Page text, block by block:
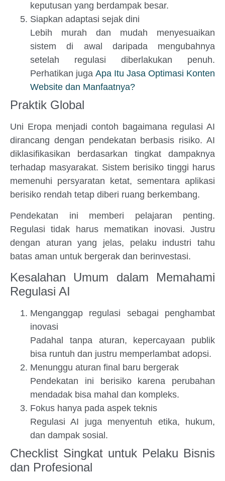
keputusan yang berdampak besar.
Siapkan adaptasi sejak dini
Lebih murah dan mudah menyesuaikan
sistem di awal daripada mengubahnya
setelah regulasi diberlakukan penuh.
Perhatikan juga Apa Itu Jasa Optimasi Konten
Website dan Manfaatnya?
Praktik Global
Uni Eropa menjadi contoh bagaimana regulasi AI
dirancang dengan pendekatan berbasis risiko. AI
diklasifikasikan berdasarkan tingkat dampaknya
terhadap masyarakat. Sistem berisiko tinggi harus
memenuhi persyaratan ketat, sementara aplikasi
berisiko rendah tetap diberi ruang berkembang.
Pendekatan ini memberi pelajaran penting.
Regulasi tidak harus mematikan inovasi. Justru
dengan aturan yang jelas, pelaku industri tahu
batas aman untuk bergerak dan berinvestasi.
Kesalahan Umum dalam Memahami
Regulasi AI
Menganggap regulasi sebagai penghambat
inovasi
Padahal tanpa aturan, kepercayaan publik
bisa runtuh dan justru memperlambat adopsi.
Menunggu aturan final baru bergerak
Pendekatan ini berisiko karena perubahan
mendadak bisa mahal dan kompleks.
Fokus hanya pada aspek teknis
Regulasi AI juga menyentuh etika, hukum,
dan dampak sosial.
Checklist Singkat untuk Pelaku Bisnis
dan Profesional